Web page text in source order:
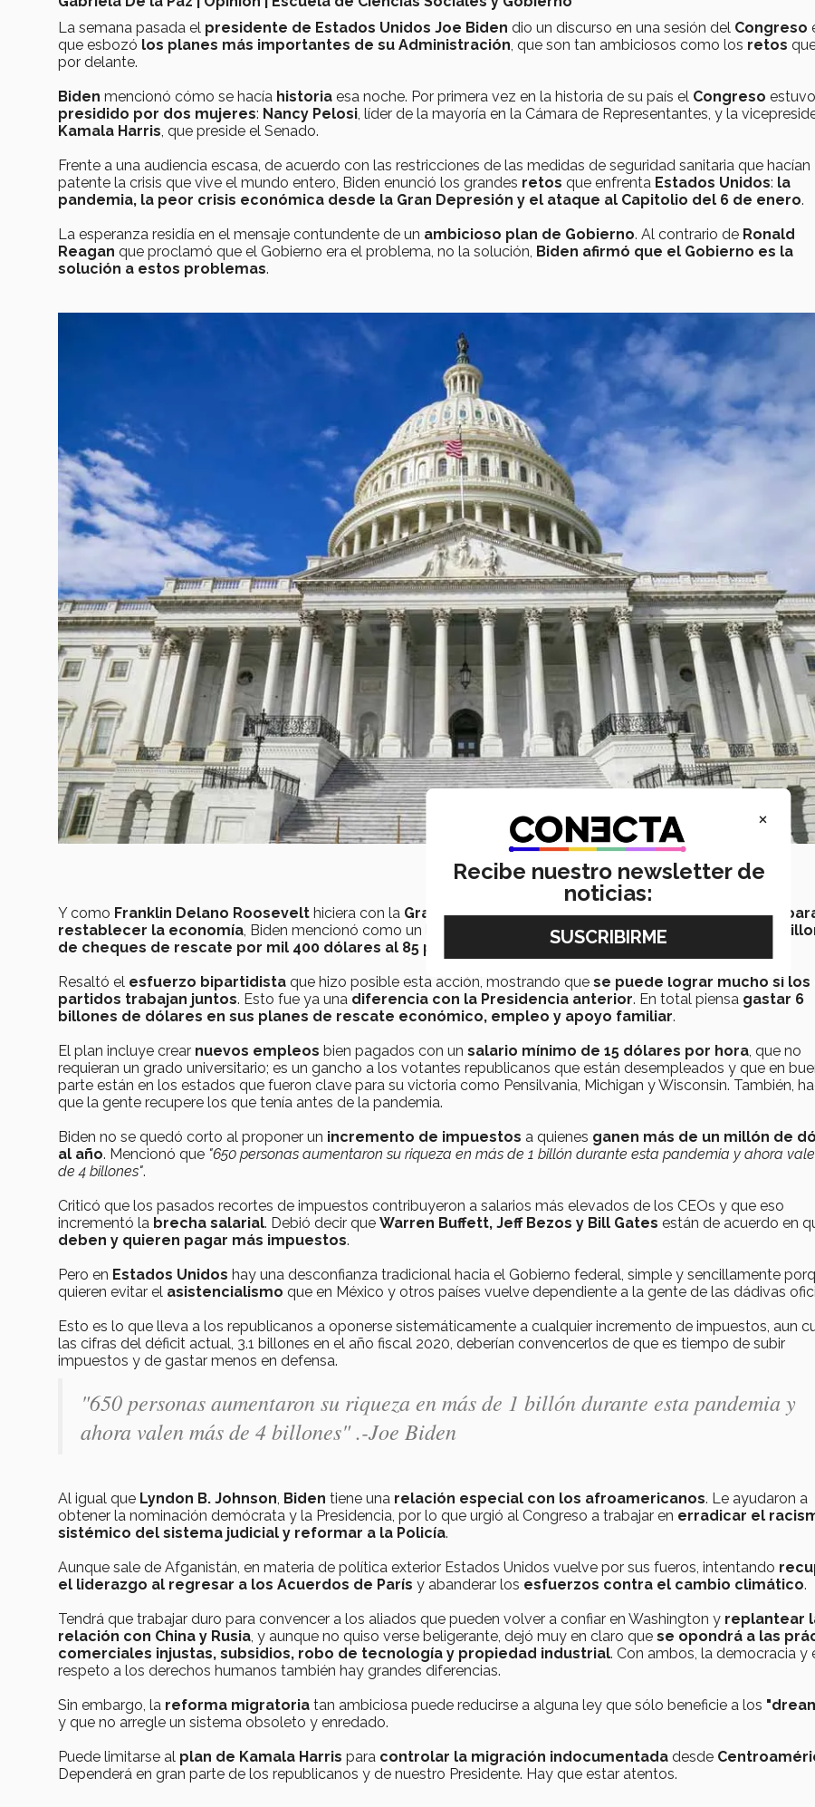
La semana pasada el presidente de Estados Unidos Joe Biden dio un discurso en una sesión del Congreso
que esbozó los planes más importantes de su Administración , que son tan ambiciosos como los retos
por delante.
Biden mencionó cómo se hacía historia esa noche. Por primera vez en la historia de su país el Congreso estuvo
presidido por dos mujeres: Nancy Pelosi , líder de la mayoría en la Cámara de Representantes, y la
Kamala Harris , que preside el Senado.
Frente a una audiencia escasa, de acuerdo con las restricciones de las medidas de seguridad sanitaria que hacían
patente la crisis que vive el mundo entero, Biden enunció los grandes retos que enfrenta Estados Unidos: la
pandemia, la peor crisis económica desde la Gran Depresión y el ataque al Capitolio del 6 de enero.
La esperanza residía en el mensaje contundente de un ambicioso plan de Gobierno. Al contrario de Ronald
Reagan que proclamó que el Gobierno era el problema, no la solución, Biden afirmó que el Gobierno es la
solución a estos problemas.
Y como Franklin Delano Roosevelt hiciera con la Gran Depresión, usandotodo el poder a su alcance
restablecer la economía, Biden mencionó como un logro de ambos partidos haber enviado más de
160
de cheques de rescate por mil 400 dólares al 85 por ciento de los hogares estadounidenses
Resaltó el esfuerzo bipartidista que hizo posible esta acción, mostrando que se puede lograr mucho si los
partidos trabajan juntos. Esto fue ya una diferencia con la Presidencia anterior. En total piensa gastar 6
billones de dólares en sus planes de rescate económico, empleo y apoyo familiar.
El plan incluye crear nuevos empleos bien pagados con un salario mínimo de 15 dólares por hora, que no
requieran un grado universitario; es un gancho a los votantes republicanos que están desempleados y que en
parte están en los estados que fueron clave para su victoria como Pensilvania, Michigan y Wisconsin. También,
que la gente recupere los que tenía antes de la pandemia.
Biden no se quedó corto al proponer un incremento de impuestos a quienes ganen más de un millón de
al año. Mencionó que "650 personas aumentaron su riqueza en más de 1 billón durante esta pandemia y ahora
de 4 billones".
Criticó que los pasados recortes de impuestos contribuyeron a salarios más elevados de los CEOs y que eso
incrementó la brecha salarial. Debió decir que Warren Buffett, Jeff Bezos y Bill Gates están de acuerdo en
deben y quieren pagar más impuestos.
Pero en Estados Unidos hay una desconfianza tradicional hacia el Gobierno federal, simple y sencillamente
quieren evitar el asistencialismo que en México y otros países vuelve dependiente a la gente de las dádivas
Esto es lo que lleva a los republicanos a oponerse sistemáticamente a cualquier incremento de impuestos, aun
las cifras del déficit actual, 3.1 billones en el año fiscal 2020, deberían convencerlos de que es tiempo de subir
impuestos y de gastar menos en defensa.
"650 personas aumentaron su riqueza en más de 1 billón durante esta pandemia y
ahora valen más de 4 billones" .-Joe Biden
Al igual que Lyndon B. Johnson, Biden tiene una relación especial con los afroamericanos. Le ayudaron a
obtener la nominación demócrata y la Presidencia, por lo que urgió al Congreso a trabajar en erradicar el
sistémico del sistema judicial y reformar a la Policía.
Aunque sale de Afganistán, en materia de política exterior Estados Unidos vuelve por sus fueros, intentando
el liderazgo al regresar a los Acuerdos de París y abanderar los esfuerzos contra el cambio climático.
Tendrá que trabajar duro para convencer a los aliados que pueden volver a confiar en Washington y replantear
relación con China y Rusia, y aunque no quiso verse beligerante, dejó muy en claro que se opondrá a las
comerciales injustas, subsidios, robo de tecnología y propiedad industrial. Con ambos, la democracia y
respeto a los derechos humanos también hay grandes diferencias.
Sin embargo, la reforma migratoria tan ambiciosa puede reducirse a alguna ley que sólo beneficie a los
y que no arregle un sistema obsoleto y enredado.
Puede limitarse al plan de Kamala Harris para controlar la migración indocumentada desde
Dependerá en gran parte de los republicanos y de nuestro Presidente. Hay que estar atentos.
×
Recibe nuestro newsletter de
noticias: